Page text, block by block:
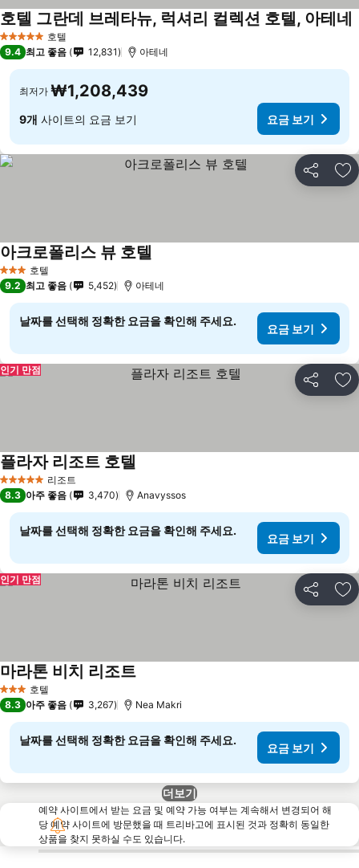
5 성급 호텔
호텔 그란데 브레타뉴, 럭셔리 컬렉션 호텔, 아테네
9.4 최고 좋음 12,831 아테네
최저가 ₩1,208,439
9개 사이트의 요금 보기 요금 보기
공유 즐
3 성급 호텔
아크로폴리스 뷰 호텔
9.2 최고 좋음 5,452 아테네
날짜를 선택해 정확한 요금을 확인해 주세요.
요금 보기
공유 즐
인기 만점
5 성급 리조트
플라자 리조트 호텔
8.3 아주 좋음 3,470 Anavyssos
날짜를 선택해 정확한 요금을 확인해 주세요.
요금 보기
공유 즐
인기 만점
3 성급 호텔
마라톤 비치 리조트
8.3 아주 좋음 3,267 Nea Makri
날짜를 선택해 정확한 요금을 확인해 주세요.
요금 보기
더보기
예약 사이트에서 받는 요금 및 예약 가능 여부는 계속해서 변경되어 해
당 예약 사이트에 방문했을 때 트리바고에 표시된 것과 정확히 동일한
상품을 찾지 못하실 수도 있습니다.